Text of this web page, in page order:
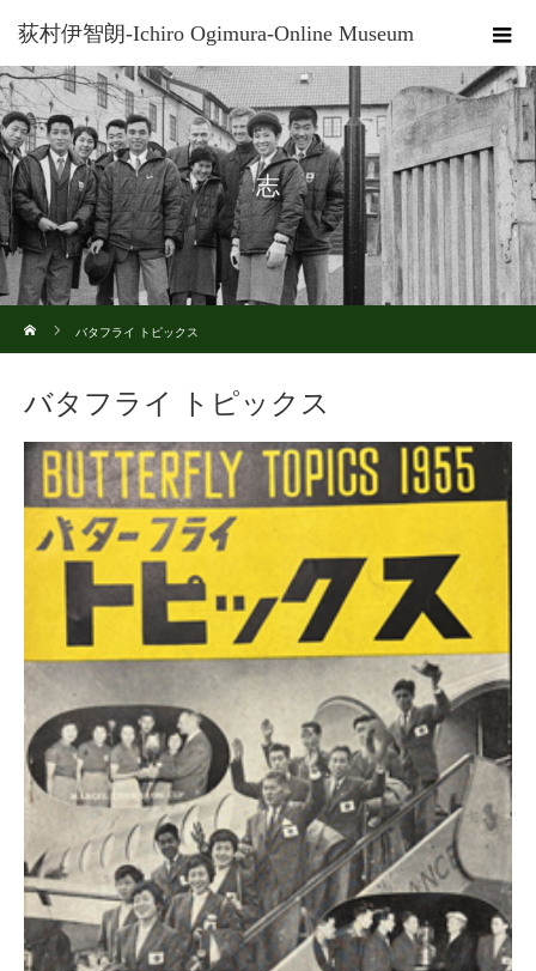
荻村伊智朗-Ichiro Ogimura-Online Museum
志
バタフライ トピックス
バタフライ トピックス